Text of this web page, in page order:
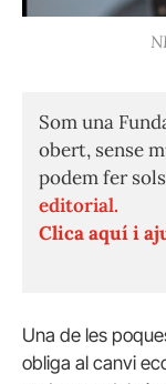
Som una
obert, sense
podem fer
editorial.
Clica aquí i
Una de les
obliga al canvi